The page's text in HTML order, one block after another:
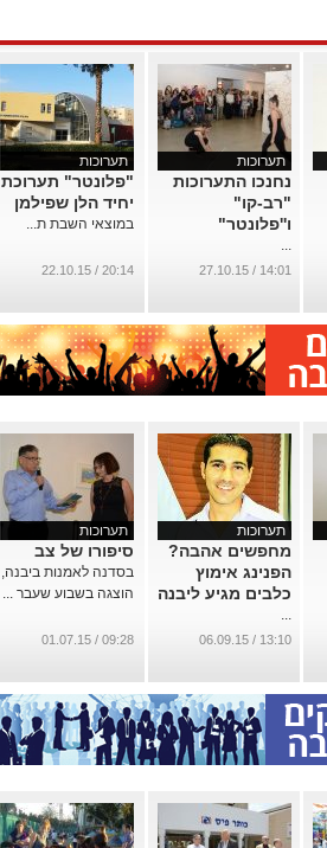
תערוכות
נחנכו התערוכות
"רב-קו"
ו''פלונטר"
...
14:01 / 27.10.15
תערוכות
"פלונטר" תערוכת
יחיד הלן שפילמן
במוצאי השבת ת...
20:14 / 22.10.15
תערוכות
מחפשים אהבה?
הפנינג אימוץ
כלבים מגיע ליבנה
...
13:10 / 06.09.15
תערוכות
סיפורו של צב
בסדנה לאמנות ביבנה,
הוצגה בשבוע שעבר ...
09:28 / 01.07.15